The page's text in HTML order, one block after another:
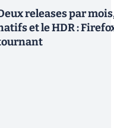
releases par
et le HDR :